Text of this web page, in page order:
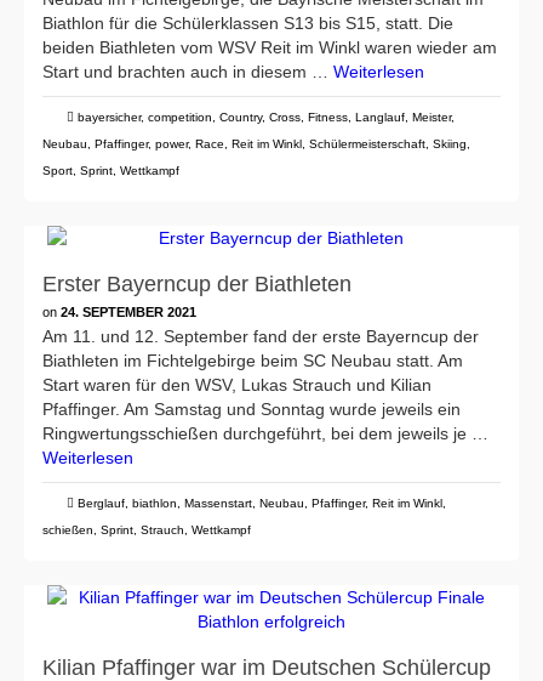
Biathlon für die Schülerklassen S13 bis S15, statt. Die
beiden Biathleten vom WSV Reit im Winkl waren wieder am
Start und brachten auch in diesem … Weiterlesen
bayersicher, competition Country, Cross Fitness Langlauf Meister,
Neubau
Pfaffinger, power, Race Reit im Winkl Schülermeisterschaft Skiing
Sport Sprint Wettkampf
Erster Bayerncup der Biathleten
on 24. SEPTEMBER 2021
Am 11. und 12. September fand der erste Bayerncup der
Biathleten im Fichtelgebirge beim SC Neubau statt. Am
Start waren für den WSV, Lukas Strauch und Kilian
Pfaffinger. Am Samstag und Sonntag wurde jeweils ein
Ringwertungsschießen durchgeführt, bei dem jeweils je …
Weiterlesen
Berglauf biathlon Massenstart Neubau Pfaffinger, Reit im Winkl
schießen
Sprint Strauch Wettkampf
Kilian Pfaffinger war im Deutschen Schülercup